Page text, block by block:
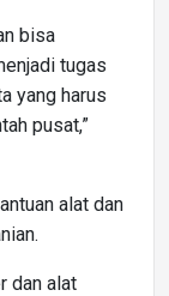
bisa
tugas
yang harus
pusat,”
alat dan
dan alat